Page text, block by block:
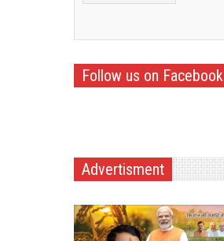
Follow us on Facebook
Advertisment